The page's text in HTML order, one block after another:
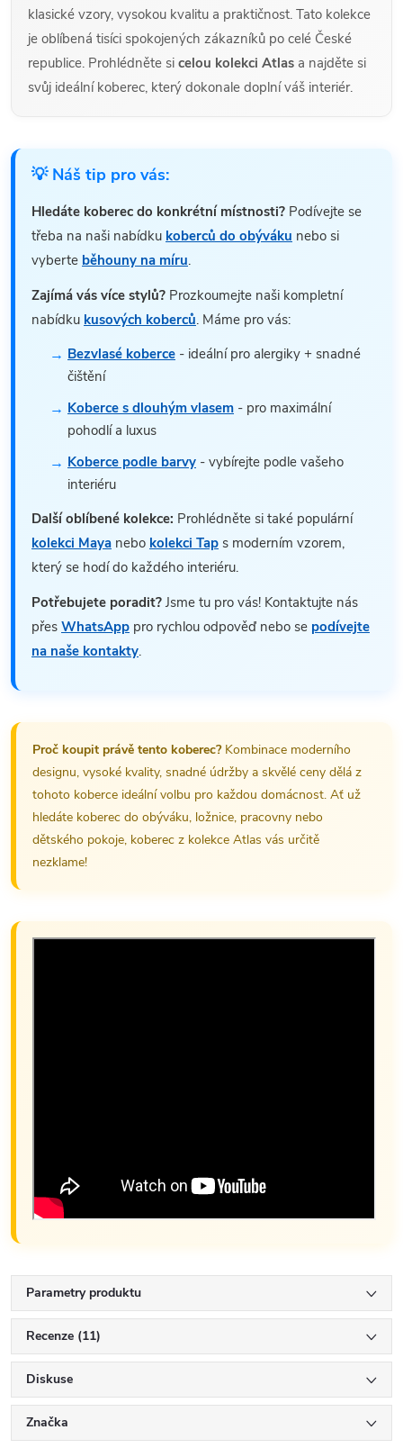
klasické vzory, vysokou kvalitu a praktičnost. Tato kolekce
je oblíbená tisíci spokojených zákazníků po celé České
republice. Prohlédněte si celou kolekci Atlas a najděte si
svůj ideální koberec, který dokonale doplní váš interiér.
💡 Náš tip pro vás:
Hledáte koberec do konkrétní místnosti? Podívejte se
třeba na naši nabídku koberců do obýváku nebo si
vyberte běhouny na míru.
Zajímá vás více stylů? Prozkoumejte naši kompletní
nabídku kusových koberců. Máme pro vás:
Bezvlasé koberce - ideální pro alergiky + snadné
čištění
Koberce s dlouhým vlasem - pro maximální
pohodlí a luxus
Koberce podle barvy - vybírejte podle vašeho
interiéru
Další oblíbené kolekce: Prohlédněte si také populární
kolekci Maya nebo kolekci Tap s moderním vzorem,
který se hodí do každého interiéru.
Potřebujete poradit? Jsme tu pro vás! Kontaktujte nás
přes WhatsApp pro rychlou odpověď nebo se podívejte
na naše kontakty.
Proč koupit právě tento koberec?Kombinace moderního
designu, vysoké kvality, snadné údržby a skvělé ceny dělá z
tohoto koberce ideální volbu pro každou domácnost. Ať už
hledáte koberec do obýváku, ložnice, pracovny nebo
dětského pokoje, koberec z kolekce Atlas vás určitě
nezklame!
Parametry produktu
Recenze (11)
Diskuse
Značka